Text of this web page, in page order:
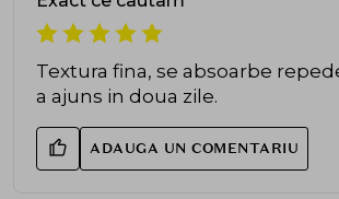
Textura fina, se absoarbe
a ajuns in doua zile.
ADAUGA UN COMENTARIU